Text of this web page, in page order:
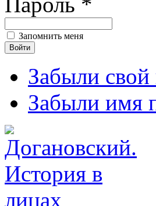
Запомнить меня
Забыли свой
Забыли имя